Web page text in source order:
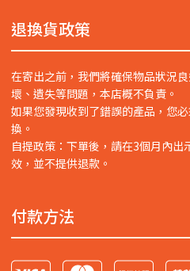
退換貨政策
在寄出之前，我們將確保物品狀況
壞、遺失等問題，本店概不負責。
如果您發現收到了錯誤的產品，您
換。
自提政策：下單後，請在3個月內出
效，並不提供退款。
付款方法